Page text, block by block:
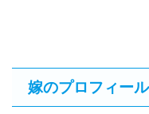
嫁のプロフィール